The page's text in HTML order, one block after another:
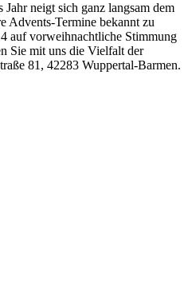
neigt sich ganz langsam dem
Advents-Termine bekannt zu
auf vorweihnachtliche Stimmung
Sie mit uns die Vielfalt der
81, 42283 Wuppertal-Barmen.